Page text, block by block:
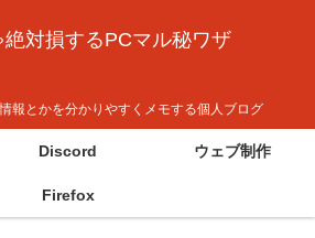
対損するPCマル秘ワザ
報とかを分かりやすくメモする個人ブログ
Discord ウェブ制作
Firefox